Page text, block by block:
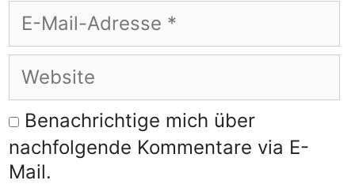
E-
Mail-
Adresse
Website
Benachrichtige mich über
nachfolgende Kommentare via E-
Mail.